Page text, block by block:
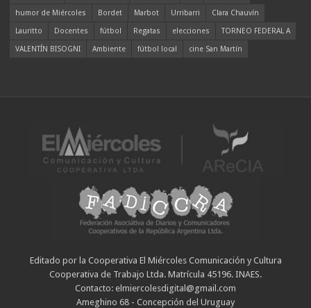
humor de Miércoles
Bordet Marbot Urribarri
Clara Chauvín
Lauritto
Docentes fútbol Regatas elecciones
TORNEO FEDERAL A
VALENTÍN BISOGNI
Ambiente fútbol local cine San Martín
Editado por la Cooperativa El Miércoles Comunicación y Cultura
Cooperativa de Trabajo Ltda. Matrícula 45196. INAES.
Contacto: elmiercolesdigital@gmail.com
Ameghino 68 - Concepción del Uruguay